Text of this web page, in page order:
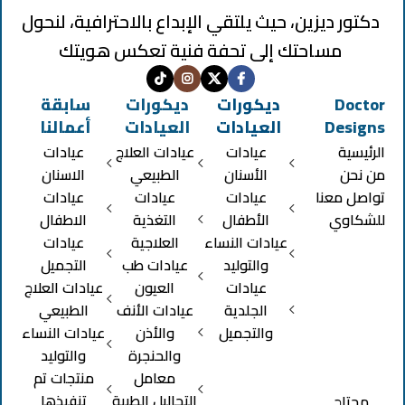
دكتور ديزين، حيث يلتقي الإبداع بالاحترافية، لنحول
مساحتك إلى تحفة فنية تعكس هويتك
Doctor
Designs
الرئيسية
من نحن
تواصل معنا
للشكاوي
ديكورات
العيادات
عيادات
الأسنان
عيادات
الأطفال
عيادات النساء
والتوليد
عيادات
الجلدية
والتجميل
ديكورات
العيادات
عيادات العلاج
الطبيعي
عيادات
التغذية
العلاجية
عيادات طب
العيون
عيادات الأنف
والأذن
والحنجرة
معامل
سابقة
أعمالنا
عيادات
الاسنان
عيادات
الاطفال
عيادات
التجميل
عيادات العلاج
الطبيعي
عيادات النساء
والتوليد
منتجات تم